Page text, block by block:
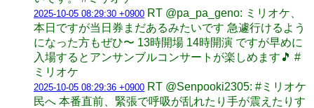
2025-10-05 08:29:30 +0900 RT @pa_pa_geno: ミリオケ、
本日ですが当日券まだあるみたいです 急遽行けるよう
になった方もぜひ〜 13時開場 14時開演 ですが早めに
入場するとアンサンブルコンサートが楽しめます🎵 #
ミリオケ
2025-10-05 08:29:36 +0900 RT @Senpooki2305: #ミリオケ
民へ 本番直前、緊張で呼吸が乱れたり手が震えたりす